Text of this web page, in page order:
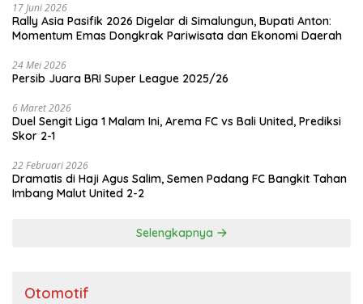
17 Juni 2026
Rally Asia Pasifik 2026 Digelar di Simalungun, Bupati Anton:
Momentum Emas Dongkrak Pariwisata dan Ekonomi Daerah
24 Mei 2026
Persib Juara BRI Super League 2025/26
6 Maret 2026
Duel Sengit Liga 1 Malam Ini, Arema FC vs Bali United, Prediksi
Skor 2-1
22 Februari 2026
Dramatis di Haji Agus Salim, Semen Padang FC Bangkit Tahan
Imbang Malut United 2-2
Selengkapnya
Otomotif